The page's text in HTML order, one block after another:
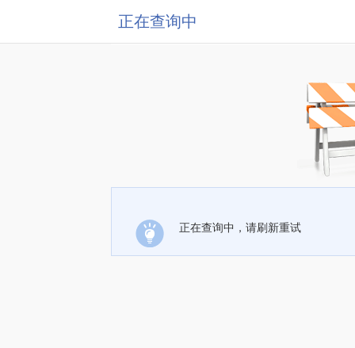
正在查询中
正在查询中，请刷新重试